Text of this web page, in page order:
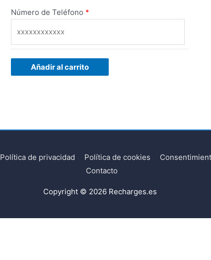
Número de Teléfono *
Añadir al carrito
Política de privacidad Política de cookies
Contacto
Copyright © 2026 Recharges.es